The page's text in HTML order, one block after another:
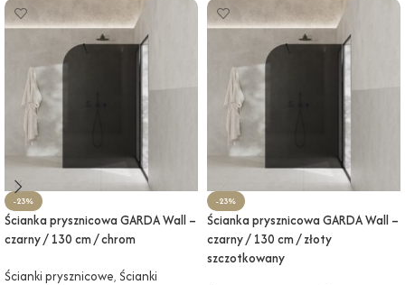
-23%
Ścianka prysznicowa GARDA Wall –
czarny / 130 cm / chrom
Ścianki prysznicowe, Ścianki
-23%
Ścianka prysznicowa GARDA Wall –
czarny / 130 cm / złoty
szczotkowany